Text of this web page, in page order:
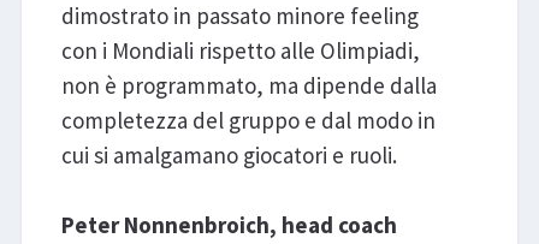
dimostrato in passato minore feeling
con i Mondiali rispetto alle Olimpiadi,
non è programmato, ma dipende dalla
completezza del gruppo e dal modo in
cui si amalgamano giocatori e ruoli.
Peter Nonnenbroich, head coach